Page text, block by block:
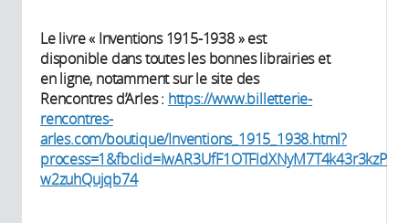
Le livre « Inventions 1915-1938 » est
disponible dans toutes les bonnes librairies et
en ligne, notamment sur le site des
Rencontres d’Arles : https://www.billetterie-
rencontres-
arles.com/boutique/Inventions_1915_1938.html?
w2zuhQujqb74